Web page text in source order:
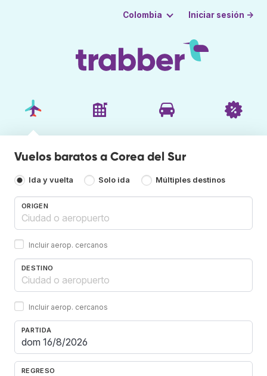
Colombia Iniciar sesión →
Vuelos baratos a Corea del Sur
Ida y vuelta Solo ida Múltiples destinos
ORIGEN
Incluir aerop. cercanos
DESTINO
Incluir aerop. cercanos
PARTIDA
REGRESO